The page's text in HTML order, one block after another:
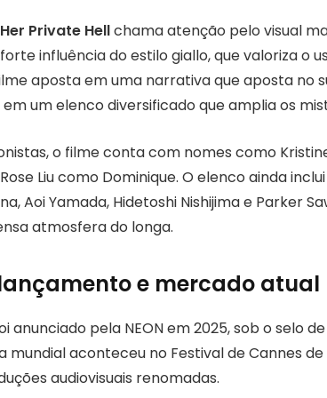
Her Private Hellchama atenção pelo visual
influência do estilo giallo, que valoriza o
aposta em uma narrativa que aposta no
um elenco diversificado que amplia os
o filme conta com nomes como
Liu como Dominique. O elenco ainda
Aoi Yamada, Hidetoshi Nishijima e Parker
atmosfera do longa.
e mercado atual
anunciado pela NEON em 2025, sob o selo
mundial aconteceu no Festival de Cannes
audiovisuais renomadas.